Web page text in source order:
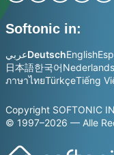
Softonic in:
عربيDeutschEnglish
日本語한국어Nederlands
ภาษาไทยTürkçeTiếng
Copyright SOFTONIC
© 1997–2026 — Alle